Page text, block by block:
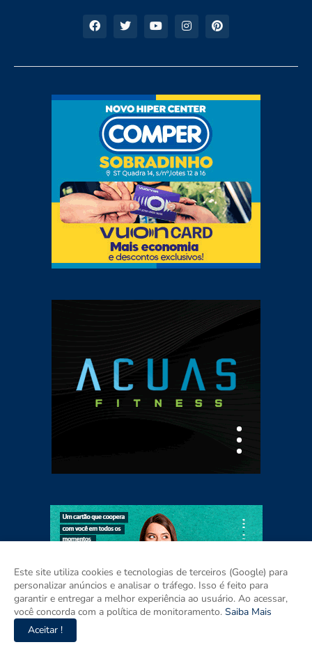
Este site utiliza cookies e tecnologias de terceiros (Google) para
personalizar anúncios e analisar o tráfego. Isso é feito para
garantir e entregar a melhor experiência ao usuário. Ao acessar,
você concorda com a política de monitoramento. Saiba Mais
Aceitar !